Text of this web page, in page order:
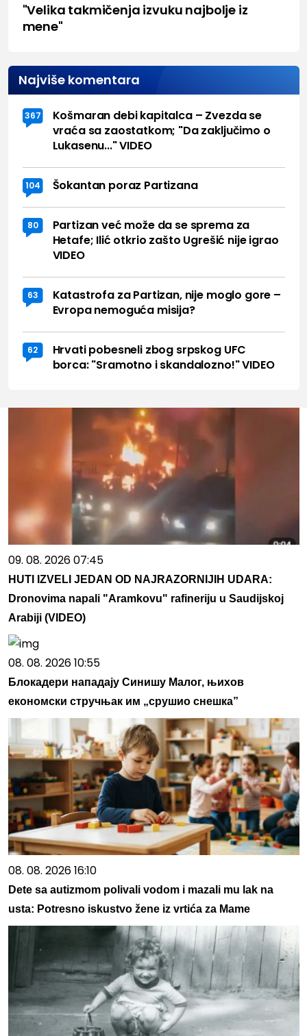
"Velika takmičenja izvuku najbolje iz
mene"
Najviše komentara
367
Košmaran debi kapitalca – Zvezda se
vraća sa zaostatkom; "Da zaključimo o
Lukasenu..." VIDEO
104 Šokantan poraz Partizana
80
Partizan već može da se sprema za
Hetafe; Ilić otkrio zašto Ugrešić nije igrao
VIDEO
63
Katastrofa za Partizan, nije moglo gore –
Evropa nemoguća misija?
62
Hrvati pobesneli zbog srpskog UFC
borca: "Sramotno i skandalozno!" VIDEO
09. 08. 2026 07:45
HUTI IZVELI JEDAN OD NAJRAZORNIJIH UDARA:
Dronovima napali "Aramkovu" rafineriju u Saudijskoj
Arabiji (VIDEO)
08. 08. 2026 10:55
Блокадери нападају Синишу Малог, њихов
економски стручњак им „срушио снешка”
08. 08. 2026 16:10
Dete sa autizmom polivali vodom i mazali mu lak na
usta: Potresno iskustvo žene iz vrtića za Mame